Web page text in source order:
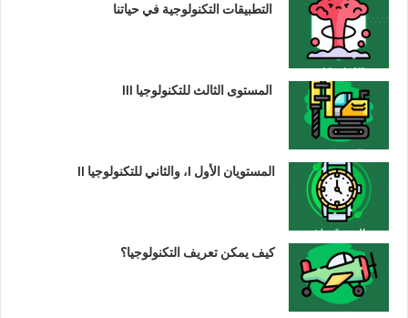
التطبيقات التكنولوجية في حياتنا
المستوى الثالث للتكنولوجيا III
المستويان الأول I، والثاني للتكنولوجيا II
كيف يمكن تعريف التكنولوجيا؟